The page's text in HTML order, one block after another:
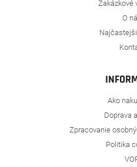
Zakázkové
O
Ako
Doprava
Zpracovanie
Politika